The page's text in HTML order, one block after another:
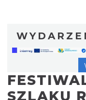
SZLAKU